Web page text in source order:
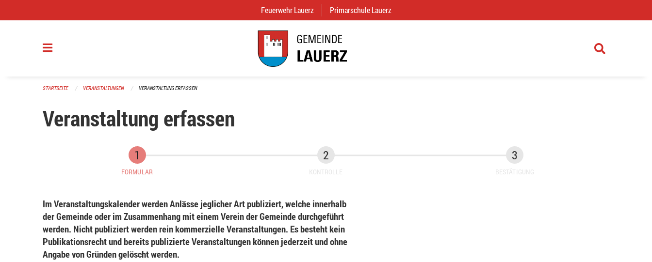
Feuerwehr Lauerz (External Link)
Primarschule Lauerz
STARTSEITE VERANSTALTUNGEN VERANSTALTUNG ERFASSEN
Veranstaltung erfassen
FORMULAR KONTROLLE BESTÄTIGUNG
Im Veranstaltungskalender werden Anlässe jeglicher Art publiziert, welche innerhalb
der Gemeinde oder im Zusammenhang mit einem Verein der Gemeinde durchgeführt
werden. Nicht publiziert werden rein kommerzielle Veranstaltungen. Es besteht kein
Publikationsrecht und bereits publizierte Veranstaltungen können jederzeit und ohne
Angabe von Gründen gelöscht werden.